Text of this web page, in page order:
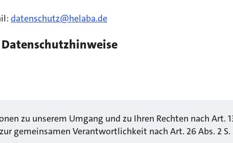
datenschutz@helaba.de
Datenschutzhinweise
zu unserem Umgang und zu Ihren Rechten nach Art.
gemeinsamen Verantwortlichkeit nach Art. 26 Abs. 2 S.